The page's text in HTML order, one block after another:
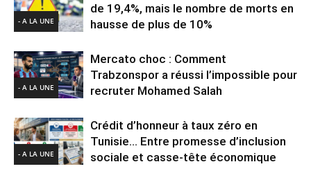
- A LA UNE
de 19,4%, mais le nombre de morts en
hausse de plus de 10%
- A LA UNE
Mercato choc : Comment
Trabzonspor a réussi l’impossible pour
recruter Mohamed Salah
- A LA UNE
Crédit d’honneur à taux zéro en
Tunisie… Entre promesse d’inclusion
sociale et casse-tête économique